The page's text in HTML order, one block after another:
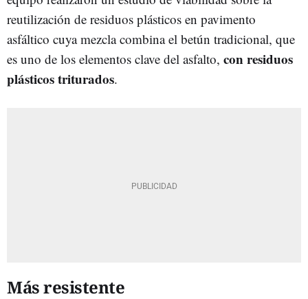
reutilización de residuos plásticos en pavimento
asfáltico cuya mezcla combina el betún tradicional, que
es uno de los elementos clave del asfalto, con residuos
plásticos triturados.
Más resistente